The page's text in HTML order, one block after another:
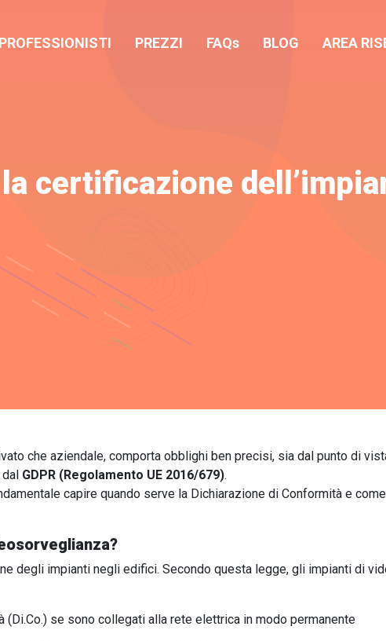
PROFESSIONISTI PREZZI FAQs BLOG AREA
certificazione
che aziendale, comporta obblighi ben precisi, sia dal punto di
GDPR (Regolamento UE 2016/679).
capire quando serve la Dichiarazione di Conformità e
degli impianti negli edifici. Secondo questa legge, gli impianti di
se sono collegati alla rete elettrica in modo permanente